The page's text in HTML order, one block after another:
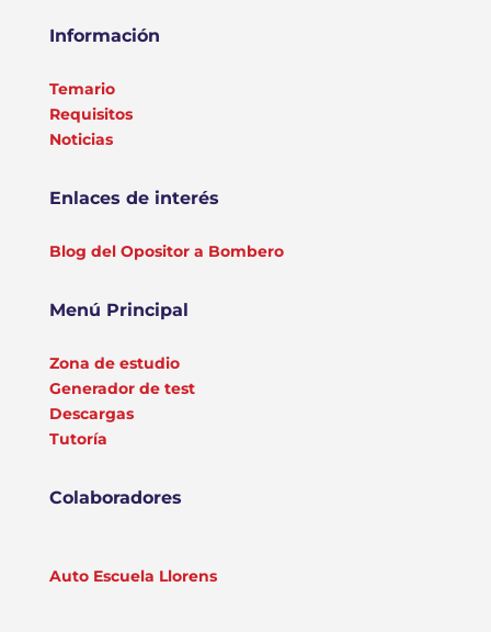
Información
Temario
Requisitos
Noticias
Enlaces de interés
Blog del Opositor a Bombero
Menú Principal
Zona de estudio
Generador de test
Descargas
Tutoría
Colaboradores
Auto Escuela Llorens